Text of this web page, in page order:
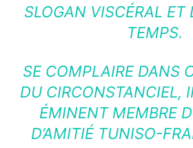
SLOGAN VISCÉRAL ET
TEMPS.
SE COMPLAIRE DANS
DU CIRCONSTANCIEL,
ÉMINENT MEMBRE
D’AMITIÉ TUNISO-